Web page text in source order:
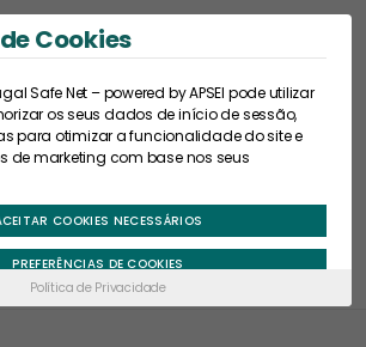
Unídos (EAU)
Tafawuq Facilities Management
Cookies
Safe Net – powered by APSEI pode utilizar
os seus dados de início de sessão,
para otimizar a funcionalidade do site e
de marketing com base nos seus
PREFERÊNCIAS DE COOKIES
COOKIES NECESSÁRIOS
Política de Privacidade